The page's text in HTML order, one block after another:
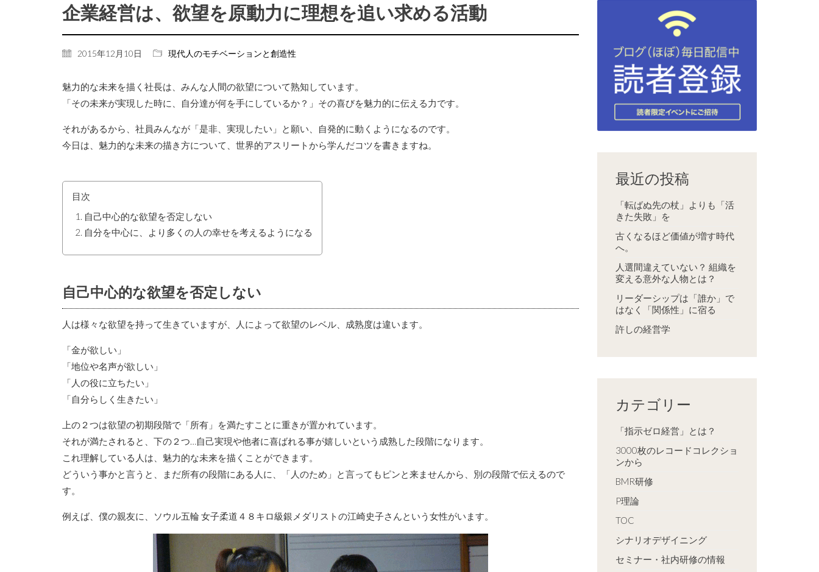
企業経営は、欲望を原動力に理想を追い求める活動
2015年12月10日 現代人のモチベーションと創造性
魅力的な未来を描く社長は、みんな人間の欲望について熟知しています。
「その未来が実現した時に、自分達が何を手にしているか？」その喜びを魅力的に伝える力です。
それがあるから、社員みんなが「是非、実現したい」と願い、自発的に動くようになるのです。
今日は、魅力的な未来の描き方について、世界的アスリートから学んだコツを書きますね。
目次
自己中心的な欲望を否定しない
自分を中心に、より多くの人の幸せを考えるようになる
自己中心的な欲望を否定しない
人は様々な欲望を持って生きていますが、人によって欲望のレベル、成熟度は違います。
「金が欲しい」
「地位や名声が欲しい」
「人の役に立ちたい」
「自分らしく生きたい」
上の２つは欲望の初期段階で「所有」を満たすことに重きが置かれています。
それが満たされると、下の２つ…自己実現や他者に喜ばれる事が嬉しいという成熟した段階になります。
これ理解している人は、魅力的な未来を描くことができます。
どういう事かと言うと、まだ所有の段階にある人に、「人のため」と言ってもピンと来ませんから、別の段階で伝えるので
す。
例えば、僕の親友に、ソウル五輪 女子柔道４８キロ級銀メダリストの江崎史子さんという女性がいます。
最近の投稿
「転ばぬ先の杖」よりも「活
きた失敗」を
古くなるほど価値が増す時代
へ。
人選間違えていない？ 組織を
変える意外な人物とは？
リーダーシップは「誰か」で
はなく「関係性」に宿る
許しの経営学
カテゴリー
「指示ゼロ経営」とは？
3000枚のレコードコレクショ
ンから
BMR研修
P理論
TOC
シナリオデザイニング
セミナー・社内研修の情報